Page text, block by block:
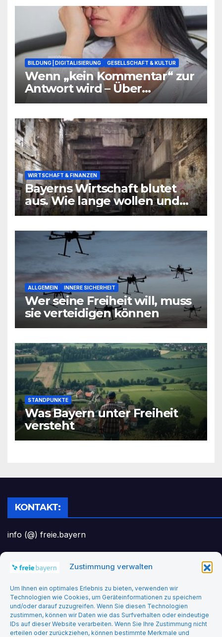
Zustimmung verwalten
Um Ihnen ein optimales Erlebnis zu bieten, verwenden wir
Technologien wie Cookies, um Geräteinformationen zu speichern
und/oder darauf zuzugreifen. Wenn Sie diesen Technologien
zustimmen, können wir Daten wie das Surfverhalten oder eindeutige
IDs auf dieser Website verarbeiten. Wenn Sie Ihre Zustimmung nicht
erteilen oder zurückziehen, können bestimmte Merkmale und
BILDUNG | DIGITALISIERUNG GESELLSCHAFT & KULTUR
Wenn „kein Kommentar“ zur
Antwort wird – Über
Warnsignale aus Schulen, die
WIRTSCHAFT & FINANZEN
Bayerns Wirtschaft blutet
aus. Wie lange wollen und
können wir uns den
noch leisten?
ALLGEMEIN INNERE SICHERHEIT
Wer seine Freiheit will, muss
sie verteidigen können
STANDPUNKTE
Was Bayern unter Freiheit
versteht
KONTAKT:
info (@) freie.bayern